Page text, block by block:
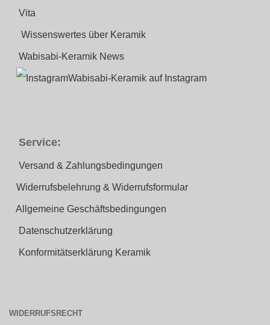
Vita
Wissenswertes über Keramik
Wabisabi-Keramik News
Wabisabi-Keramik auf Instagram
Service:
Versand & Zahlungsbedingungen
Widerrufsbelehrung & Widerrufsformular
Allgemeine Geschäftsbedingungen
Datenschutzerklärung
Konformitätserklärung Keramik
WIDERRUFSRECHT